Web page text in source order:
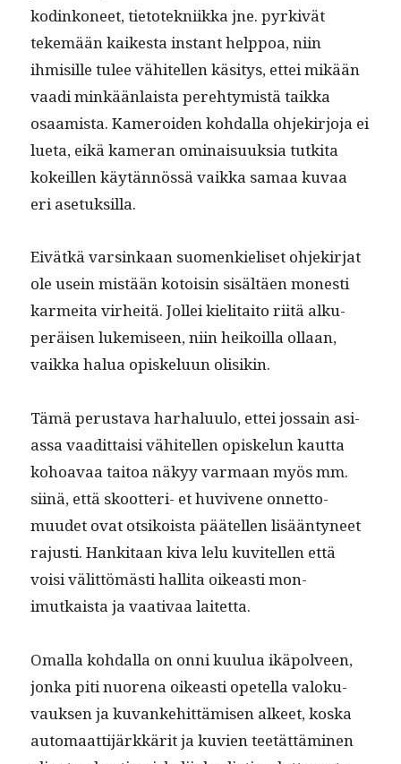
kodinkoneet, tietotekni­ik­ka jne. pyrkivät
tekemään kaikesta instant help­poa, niin
ihmisille tulee vähitellen käsi­tys, ettei mikään
vaa­di minkään­laista pere­htymistä taik­ka
osaamista. Kameroiden kohdal­la ohjekir­jo­ja ei
lue­ta, eikä kam­er­an omi­naisuuk­sia tutki­ta
kokeillen käytän­nössä vaik­ka samaa kuvaa
eri asetuksilla.
Eivätkä varsinkaan suomenkieliset ohjekir­jat
ole usein mis­tään kotoisin sisältäen mon­esti
karmei­ta virheitä. Jollei kieli­taito riitä alku­
peräisen lukemiseen, niin heikoil­la ollaan,
vaik­ka halua opiskelu­un olisikin.
Tämä perus­ta­va harhalu­u­lo, ettei jos­sain asi­
as­sa vaa­dit­taisi vähitellen opiskelun kaut­ta
kohoavaa taitoa näkyy var­maan myös mm.
siinä, että skoot­teri- et huvivene onnet­to­
muudet ovat otsikoista päätellen lisään­tyneet
rajusti. Han­ki­taan kiva lelu kuvitellen että
voisi välit­tömästi hal­li­ta oikeasti mon­
imutkaista ja vaa­ti­vaa laitetta.
Oma­l­la kohdal­la on onni kuu­lua ikäpolveen,
jon­ka piti nuore­na oikeasti opetel­la val­oku­
vauk­sen ja kuvanke­hit­tämisen alkeet, kos­ka
automaat­ti­järkkärit ja kuvien teetät­tämi­nen